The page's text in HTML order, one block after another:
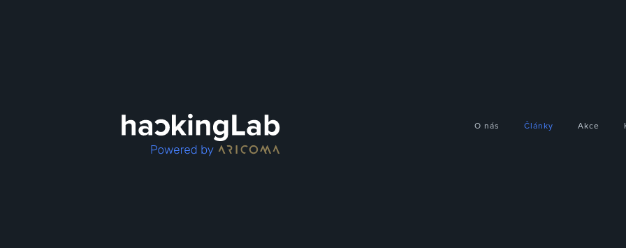
O nás Články Akce